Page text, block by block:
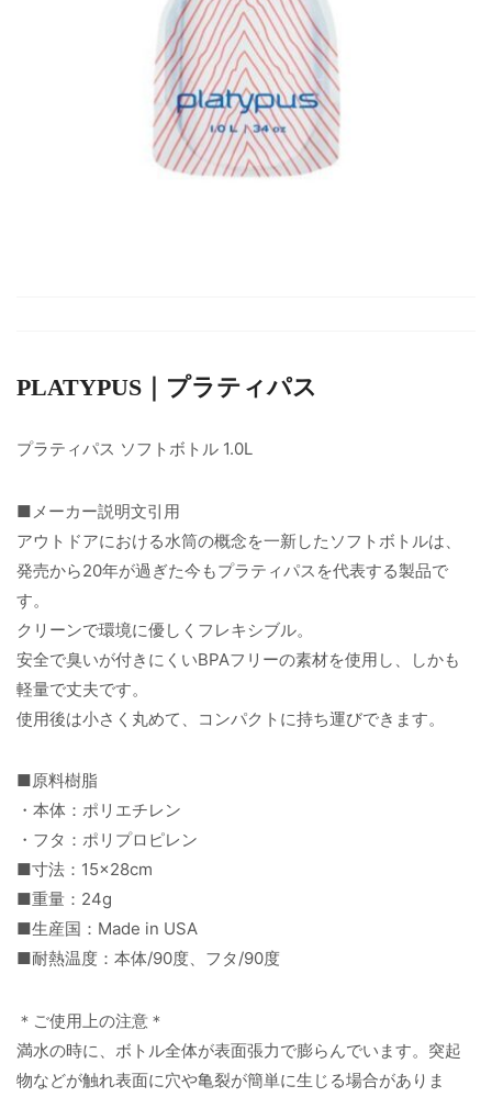
PLATYPUS｜プラティパス
プラティパス ソフトボトル 1.0L
■メーカー説明文引用
アウトドアにおける水筒の概念を一新したソフトボトルは、
発売から20年が過ぎた今もプラティパスを代表する製品で
す。
クリーンで環境に優しくフレキシブル。
安全で臭いが付きにくいBPAフリーの素材を使用し、しかも
軽量で丈夫です。
使用後は小さく丸めて、コンパクトに持ち運びできます。
■原料樹脂
・本体：ポリエチレン
・フタ：ポリプロピレン
■寸法：15×28cm
■重量：24g
■生産国：Made in USA
■耐熱温度：本体/90度、フタ/90度
＊ご使用上の注意＊
満水の時に、ボトル全体が表面張力で膨らんでいます。突起
物などが触れ表面に穴や亀裂が簡単に生じる場合がありま